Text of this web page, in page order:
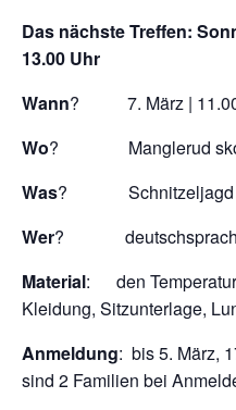
Das nächste Treffen:
13.00 Uhr
Wann? 7. März | 11.00
Wo? Manglerud
Was? Schnitzeljagd
Wer?
Material: den
Kleidung, Sitzunterlage,
Anmeldung: bis 5. März,
sind 2 Familien bei